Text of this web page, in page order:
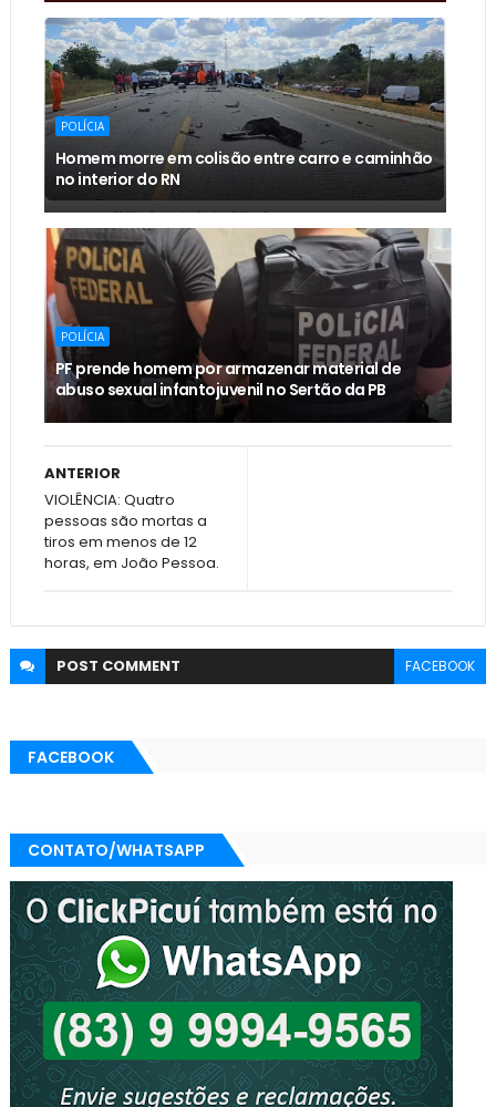
POLÍCIA
Homem morre em colisão entre carro e caminhão
no interior do RN
POLÍCIA
PF prende homem por armazenar material de
abuso sexual infantojuvenil no Sertão da PB
ANTERIOR
VIOLÊNCIA: Quatro
pessoas são mortas a
tiros em menos de 12
horas, em João Pessoa.
POST COMMENT FACEBOOK
FACEBOOK
CONTATO/WHATSAPP